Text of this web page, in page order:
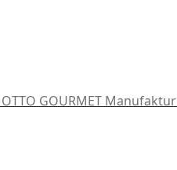
OTTO GOURMET Manufaktur